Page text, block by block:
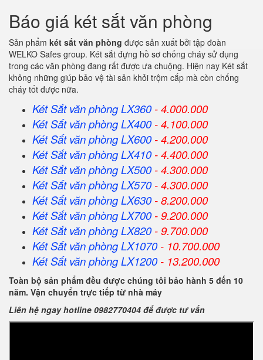
Báo giá két sắt văn phòng
Sản phẩm két sắt văn phòng được sản xuất bởi tập đoàn
WELKO Safes group. Két sắt đựng hồ sơ chống cháy sử dụng
trong các văn phòng đang rất được ưa chuộng. Hiện nay Két sắt
không những giúp bảo vệ tài sản khỏi trộm cắp mà còn chống
cháy tốt được nữa.
Két Sắt văn phòng LX360- 4.000.000
Két Sắtvăn phòngLX400- 4.100.000
Két Sắtvăn phòngLX600- 4.200.000
Két Sắtvăn phòngLX410- 4.400.000
Két Sắtvăn phòngLX500- 4.300.000
Két Sắtvăn phòngLX570- 4.300.000
Két Sắtvăn phòngLX630- 8.200.000
Két Sắtvăn phòngLX700- 9.200.000
Két Sắtvăn phòngLX820- 9.700.000
Két Sắtvăn phòngLX1070- 10.700.000
Két Sắtvăn phòngLX1200- 13.200.000
Toàn bộ sản phẩm đều được chúng tôi bảo hành 5 đến 10
năm. Vận chuyển trực tiếp từ nhà máy
Liên hệ ngay hotline 0982770404 để được tư vấn